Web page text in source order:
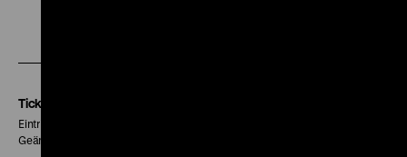
Tickets
Eintritt 5 €
Geänderte Preise sind im Programm vermerkt.